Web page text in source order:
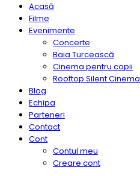
Acasă
Filme
Evenimente
Concerte
Baia Turcească
Cinema pentru copii
Rooftop Silent Cinema
Blog
Echipa
Parteneri
Contact
Cont
Contul meu
Creare cont